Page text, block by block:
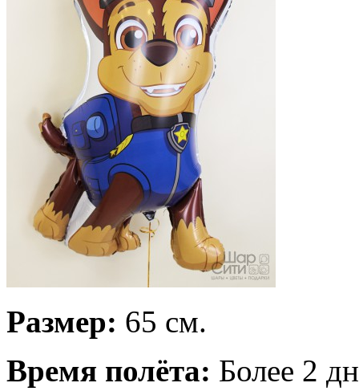
Размер: 65 см.
Время полёта: Более 2